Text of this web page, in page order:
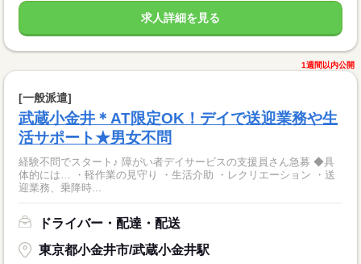
求人詳細を見る
1週間以内公開
[一般派遣]
武蔵小金井＊AT限定OK！デイで送迎業務や生
活サポート★男女不問
経験不問でスタート♪ 障がい者デイサービスの支援員さん急募 ◆具
体的には… ・軽作業の見守り ・生活介助 ・レクリエーション ・送
迎業務、乗降時...
ドライバー・配達・配送
東京都小金井市/武蔵小金井駅